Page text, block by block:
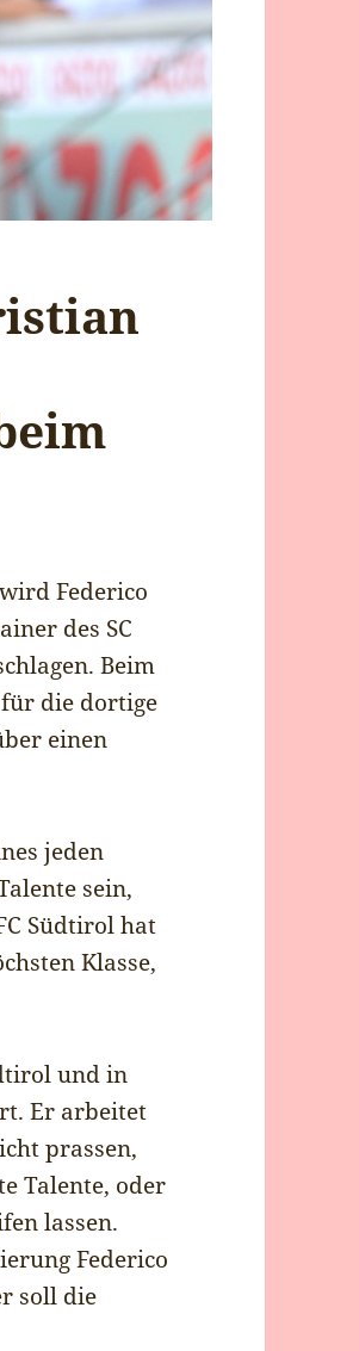
Federico
des SC
Beim
für die dortige
einen
jeden
sein,
Südtirol hat
Klasse,
und in
Er arbeitet
prassen,
Talente, oder
lassen.
Federico
soll die